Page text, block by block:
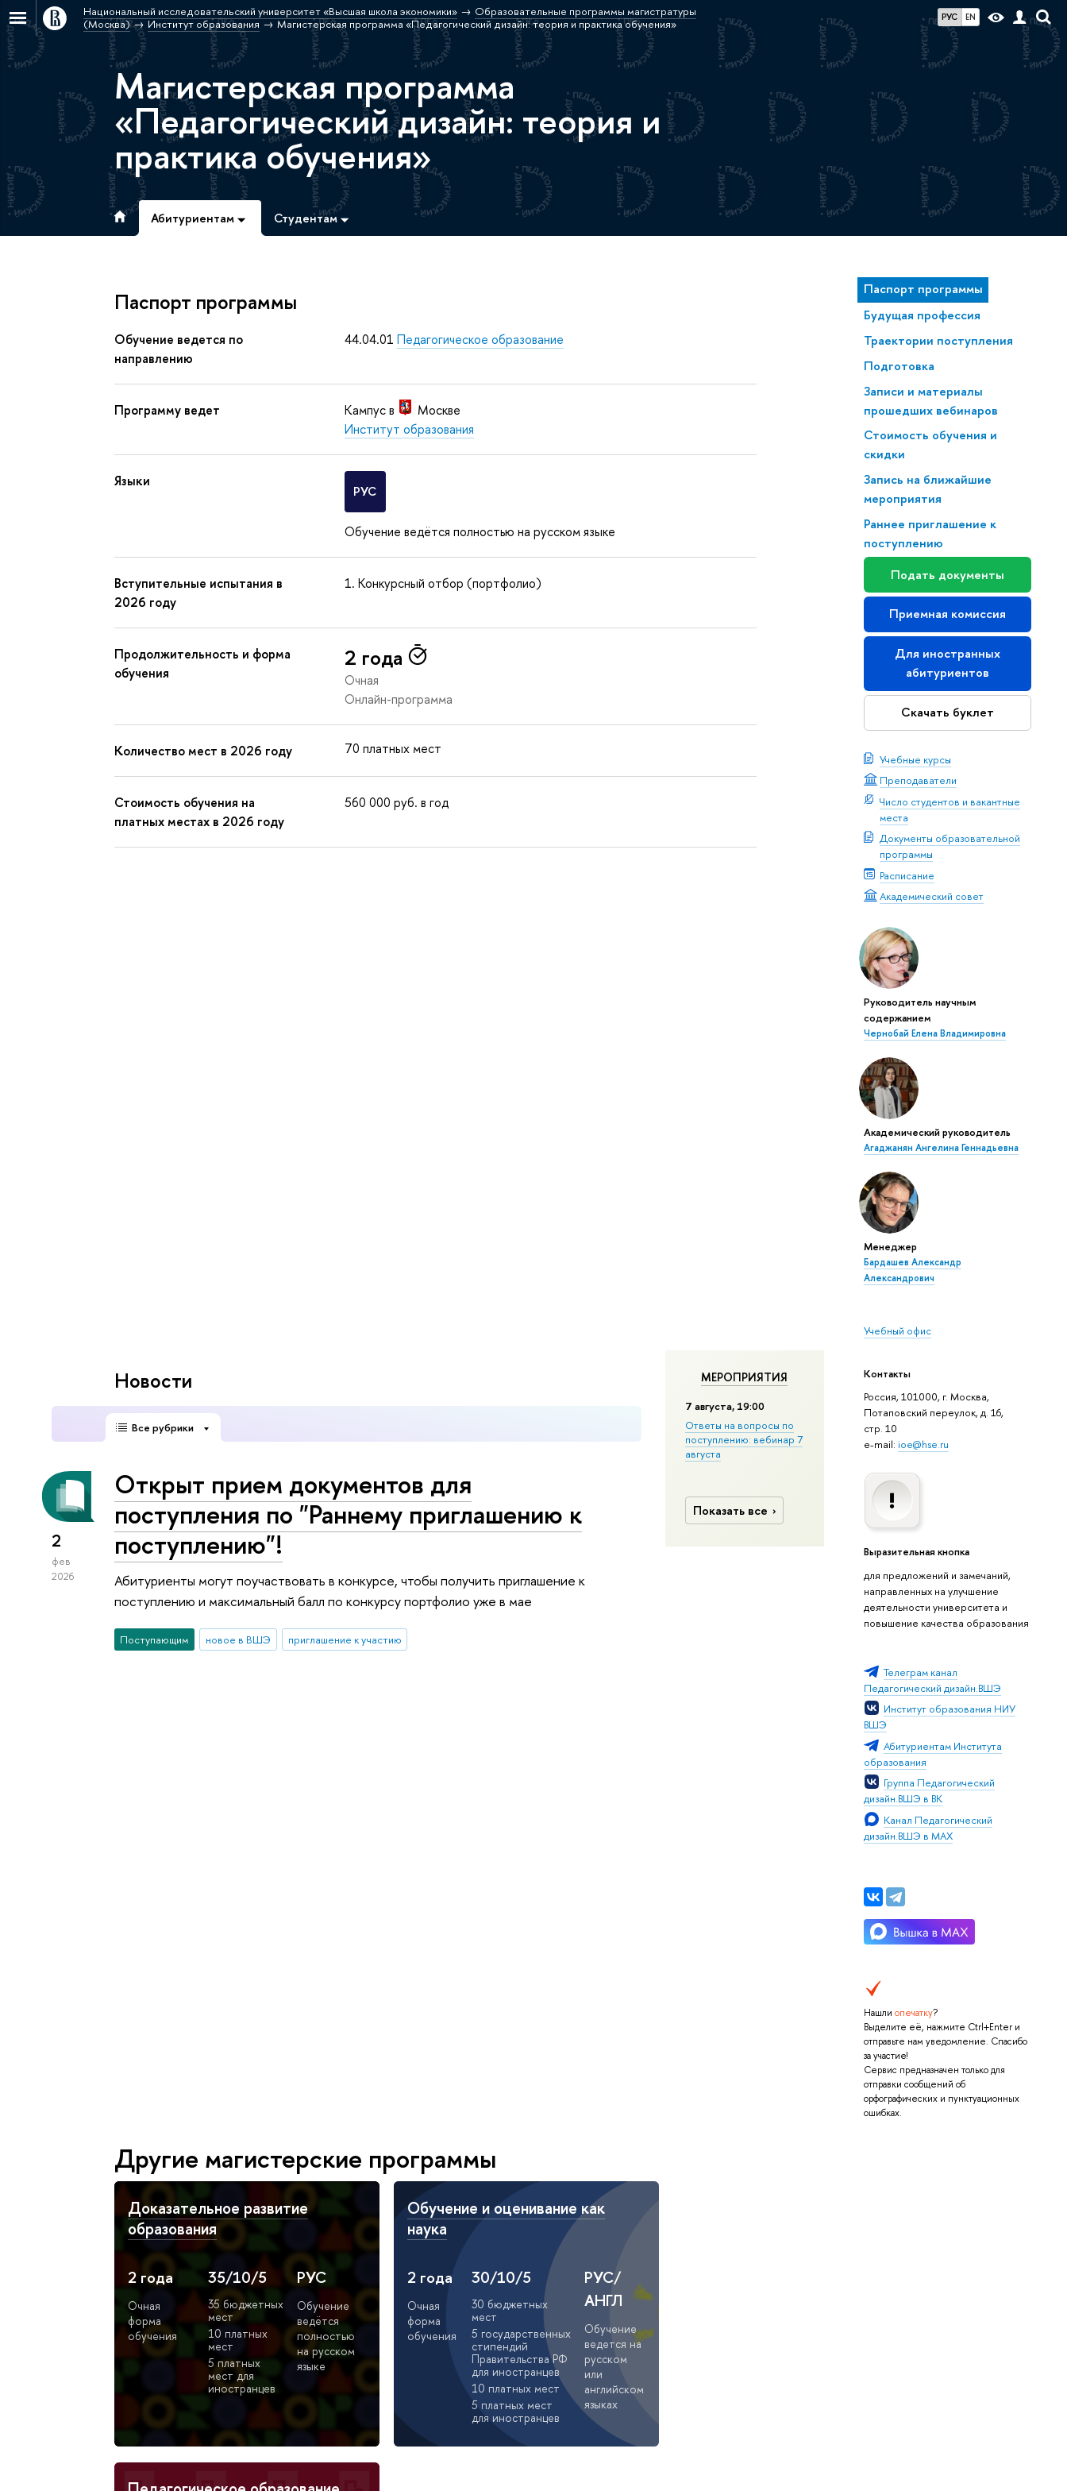
РУС EN
Национальный исследовательский университет «Высшая школа экономики»
Образовательные программы магистратуры
(Москва)
Институт образования Магистерская программа «Педагогический дизайн: теория и практика обучения»
Магистерская программа
«Педагогический дизайн: теория и
практика обучения»
Абитуриентам Студентам
Паспорт программы
Будущая профессия
Траектории поступления
Подготовка
Записи и материалы
прошедших вебинаров
Стоимость обучения и
скидки
Запись на ближайшие
мероприятия
Раннее приглашение к
поступлению
Подать документы
Приемная комиссия
Для иностранных
абитуриентов
Скачать буклет
Учебные курсы
Преподаватели
Число студентов и вакантные
места
Документы образовательной
программы
Расписание
Академический совет
Руководитель научным
содержанием
Чернобай Елена Владимировна
Академический руководитель
Агаджанян Ангелина Геннадьевна
Менеджер
Бардашев Александр
Александрович
Учебный офис
Контакты
Россия, 101000, г. Москва,
Потаповский переулок, д. 16,
стр. 10
e-mail: ioe@hse.ru
Выразительная кнопка
для предложений и замечаний,
направленных на улучшение
деятельности университета и
повышение качества образования
Телеграм канал
Педагогический дизайн.ВШЭ
Институт образования НИУ
ВШЭ
Абитуриентам Института
образования
Группа Педагогический
дизайн.ВШЭ в ВК
Канал Педагогический
дизайн.ВШЭ в МАХ
Нашли опечатку?
Выделите её, нажмите Ctrl+Enter и
отправьте нам уведомление. Спасибо
за участие!
Сервис предназначен только для
отправки сообщений об
орфографических и пунктуационных
ошибках.
Паспорт программы
Обучение ведется по
направлению
44.04.01 Педагогическое образование
Программу ведет Кампус в
Москве
Институт образования
Языки
РУС
Обучение ведётся полностью на русском языке
Вступительные испытания в
2026 году
Конкурсный отбор (портфолио)
Продолжительность и форма
обучения
2 года
Очная
Онлайн-программа
Количество мест в 2026 году 70 платных мест
Стоимость обучения на
платных местах в 2026 году
560 000 руб. в год
МЕРОПРИЯТИЯ
7 августа, 19:00
Ответы на вопросы по
поступлению: вебинар 7
августа
Показать все
Новости
Все рубрики
2
фев
2026
Открыт прием документов для
поступления по "Раннему приглашению к
поступлению"!
Абитуриенты могут поучаствовать в конкурсе, чтобы получить приглашение к
поступлению и максимальный балл по конкурсу портфолио уже в мае
Поступающим новое в ВШЭ приглашение к участию
Другие магистерские программы
Доказательное развитие
образования
2 года
Очная
форма
обучения
35/10/5
35 бюджетных
мест
10 платных
мест
5 платных
мест для
иностранцев
РУС
Обучение
ведётся
полностью
на русском
языке
Обучение и оценивание как
наука
2 года
Очная
форма
обучения
30/10/5
30 бюджетных
мест
5 государственных
стипендий
Правительства РФ
для иностранцев
10 платных мест
5 платных мест
для иностранцев
РУС/
АНГЛ
Обучение
ведется на
русском
или
английском
языках